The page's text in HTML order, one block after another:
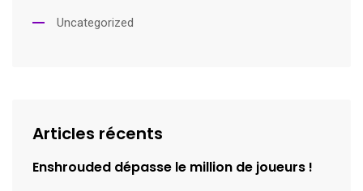
Uncategorized
Articles récents
Enshrouded dépasse le million de joueurs !